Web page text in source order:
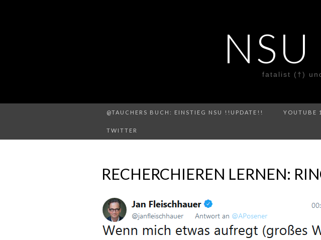
fatalist (†)
@TAUCHERS BUCH: EINSTIEG NSU !!UPDATE!! YOUTUBE 1
TWITTER
RECHERCHIEREN LERNEN: